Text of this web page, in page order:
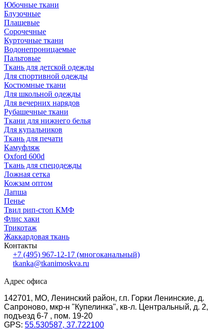
Юбочные ткани
Блузочные
Плащевые
Сорочечные
Курточные ткани
Водонепроницаемые
Пальтовые
Ткань для детской одежды
Для спортивной одежды
Костюмные ткани
Для школьной одежды
Для вечерних нарядов
Рубашечные ткани
Ткани для нижнего белья
Для купальников
Ткань для печати
Камуфляж
Oxford 600d
Ткань для спецодежды
Ложная сетка
Кожзам оптом
Лапша
Пенье
Твил рип-стоп КМФ
Флис хаки
Трикотаж
Жаккардовая ткань
Контакты
+7 (495) 967-12-17 (многоканальный)
tkanka@tkanimoskva.ru
Адрес офиса
142701, МО, Ленинский район, г.п. Горки Ленинские, д.
Сапроново, мкр-н "Купелинка", кв-л. Центральный, д. 2,
подъезд 6-7 , пом. 19-20
GPS: 55.530587, 37.722100